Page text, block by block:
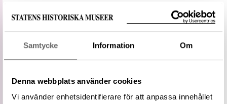
Samtycke Information Om
Denna webbplats använder cookies
Vi använder enhetsidentifierare för att anpassa innehållet
skulptur, Olof
Typ
Föremålsbenämning
Status
Kandidat